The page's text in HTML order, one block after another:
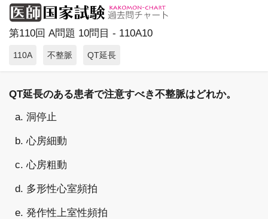
第110回 A問題 10問目 - 110A10
110A 不整脈 QT延長
QT延長のある患者で注意すべき不整脈はどれか。
a. 洞停止
b. 心房細動
c. 心房粗動
d. 多形性心室頻拍
e. 発作性上室性頻拍